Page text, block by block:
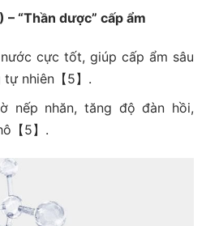
“Thần dược” cấp ẩm
cực tốt, giúp cấp ẩm sâu
nhiên【5】.
nếp nhăn, tăng độ đàn hồi,
【5】.